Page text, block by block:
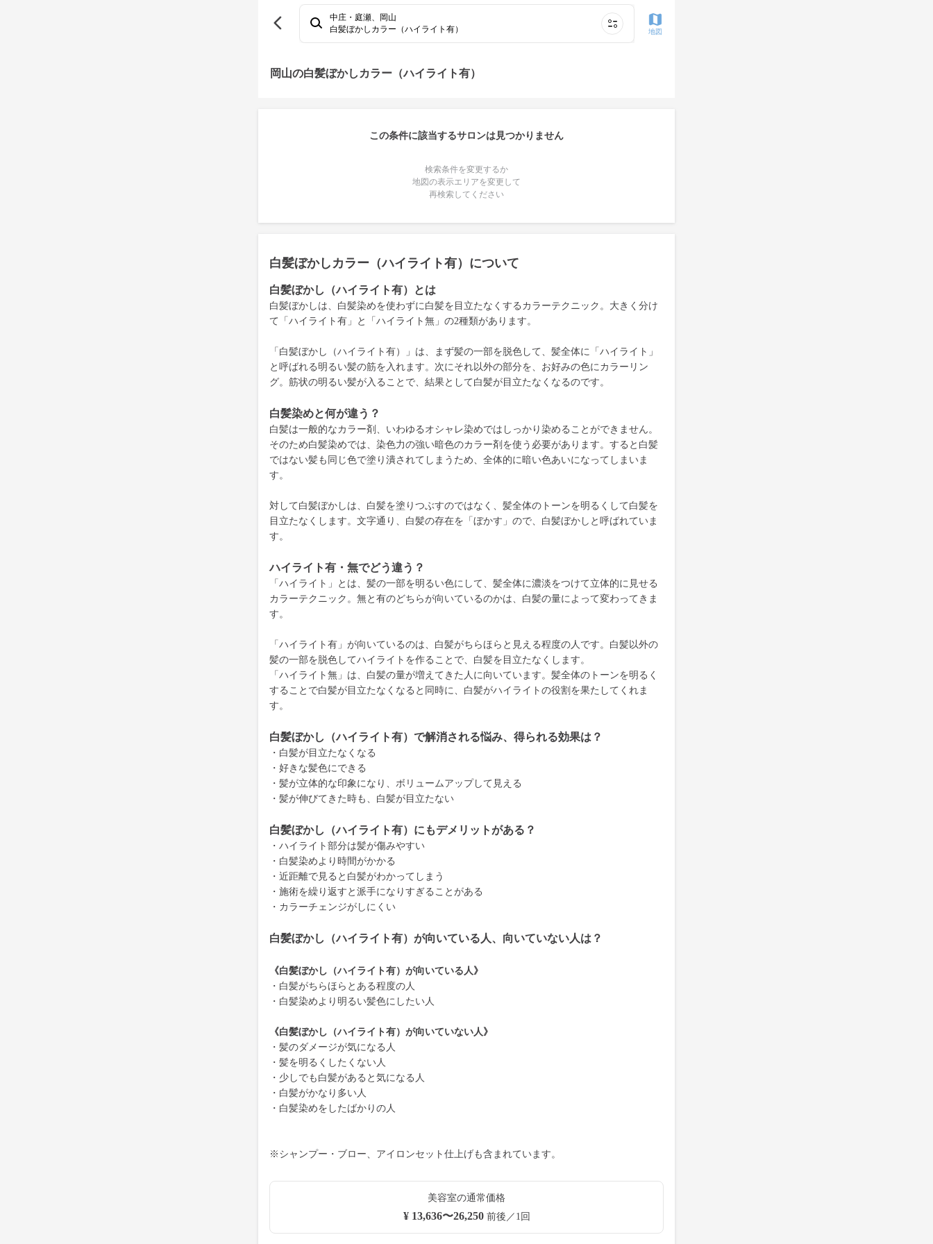
中庄・庭瀬、岡山
白髪ぼかしカラー（ハイライト有）
地図
岡山の白髪ぼかしカラー（ハイライト有）
この条件に該当するサロンは見つかりません
検索条件を変更するか
地図の表示エリアを変更して
再検索してください
白髪ぼかしカラー（ハイライト有）について
白髪ぼかし（ハイライト有）とは
白髪ぼかしは、白髪染めを使わずに白髪を目立たなくするカラーテクニック。大きく分け
て「ハイライト有」と「ハイライト無」の2種類があります。
「白髪ぼかし（ハイライト有）」は、まず髪の一部を脱色して、髪全体に「ハイライト」
と呼ばれる明るい髪の筋を入れます。次にそれ以外の部分を、お好みの色にカラーリン
グ。筋状の明るい髪が入ることで、結果として白髪が目立たなくなるのです。
白髪染めと何が違う？
白髪は一般的なカラー剤、いわゆるオシャレ染めではしっかり染めることができません。
そのため白髪染めでは、染色力の強い暗色のカラー剤を使う必要があります。すると白髪
ではない髪も同じ色で塗り潰されてしまうため、全体的に暗い色あいになってしまいま
す。
対して白髪ぼかしは、白髪を塗りつぶすのではなく、髪全体のトーンを明るくして白髪を
目立たなくします。文字通り、白髪の存在を「ぼかす」ので、白髪ぼかしと呼ばれていま
す。
ハイライト有・無でどう違う？
「ハイライト」とは、髪の一部を明るい色にして、髪全体に濃淡をつけて立体的に見せる
カラーテクニック。無と有のどちらが向いているのかは、白髪の量によって変わってきま
す。
「ハイライト有」が向いているのは、白髪がちらほらと見える程度の人です。白髪以外の
髪の一部を脱色してハイライトを作ることで、白髪を目立たなくします。
「ハイライト無」は、白髪の量が増えてきた人に向いています。髪全体のトーンを明るく
することで白髪が目立たなくなると同時に、白髪がハイライトの役割を果たしてくれま
す。
白髪ぼかし（ハイライト有）で解消される悩み、得られる効果は？
・白髪が目立たなくなる
・好きな髪色にできる
・髪が立体的な印象になり、ボリュームアップして見える
・髪が伸びてきた時も、白髪が目立たない
白髪ぼかし（ハイライト有）にもデメリットがある？
・ハイライト部分は髪が傷みやすい
・白髪染めより時間がかかる
・近距離で見ると白髪がわかってしまう
・施術を繰り返すと派手になりすぎることがある
・カラーチェンジがしにくい
白髪ぼかし（ハイライト有）が向いている人、向いていない人は？
《白髪ぼかし（ハイライト有）が向いている人》
・白髪がちらほらとある程度の人
・白髪染めより明るい髪色にしたい人
《白髪ぼかし（ハイライト有）が向いていない人》
・髪のダメージが気になる人
・髪を明るくしたくない人
・少しでも白髪があると気になる人
・白髪がかなり多い人
・白髪染めをしたばかりの人
※シャンプー・ブロー、アイロンセット仕上げも含まれています。
美容室の通常価格
¥ 13,636〜26,250前後／1回